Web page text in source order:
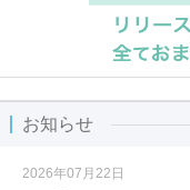
お知らせ
2026年07月22日